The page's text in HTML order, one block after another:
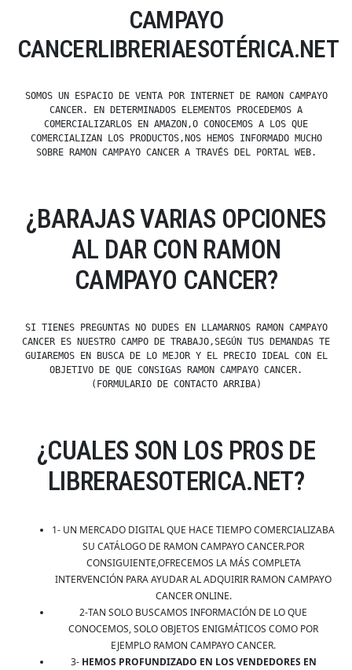
CAMPAYO
CANCERLIBRERIAESOTÉRICA.NET
SOMOS UN ESPACIO DE VENTA POR INTERNET DE RAMON CAMPAYO
CANCER. EN DETERMINADOS ELEMENTOS PROCEDEMOS A
COMERCIALIZARLOS EN AMAZON,O CONOCEMOS A LOS QUE
COMERCIALIZAN LOS PRODUCTOS,NOS HEMOS INFORMADO MUCHO
SOBRE RAMON CAMPAYO CANCER A TRAVÉS DEL PORTAL WEB.
¿BARAJAS VARIAS OPCIONES
AL DAR CON RAMON
CAMPAYO CANCER?
SI TIENES PREGUNTAS NO DUDES EN LLAMARNOS RAMON CAMPAYO
CANCER ES NUESTRO CAMPO DE TRABAJO,SEGÚN TUS DEMANDAS TE
GUIAREMOS EN BUSCA DE LO MEJOR Y EL PRECIO IDEAL CON EL
OBJETIVO DE QUE CONSIGAS RAMON CAMPAYO CANCER.
(FORMULARIO DE CONTACTO ARRIBA)
¿CUALES SON LOS PROS DE
LIBRERAESOTERICA.NET?
1- UN MERCADO DIGITAL QUE HACE TIEMPO COMERCIALIZABA
SU CATÁLOGO DE RAMON CAMPAYO CANCER.POR
CONSIGUIENTE,OFRECEMOS LA MÁS COMPLETA
INTERVENCIÓN PARA AYUDAR AL ADQUIRIR RAMON CAMPAYO
CANCER ONLINE.
2-TAN SOLO BUSCAMOS INFORMACIÓN DE LO QUE
CONOCEMOS, SOLO OBJETOS ENIGMÁTICOS COMO POR
EJEMPLO RAMON CAMPAYO CANCER.
3- HEMOS PROFUNDIZADO EN LOS VENDEDORES EN